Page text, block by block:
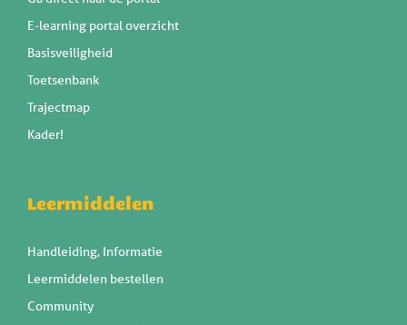
E-learning portal overzicht
Basisveiligheid
Toetsenbank
Trajectmap
Kader!
Leermiddelen
Handleiding, Informatie
Leermiddelen bestellen
Community